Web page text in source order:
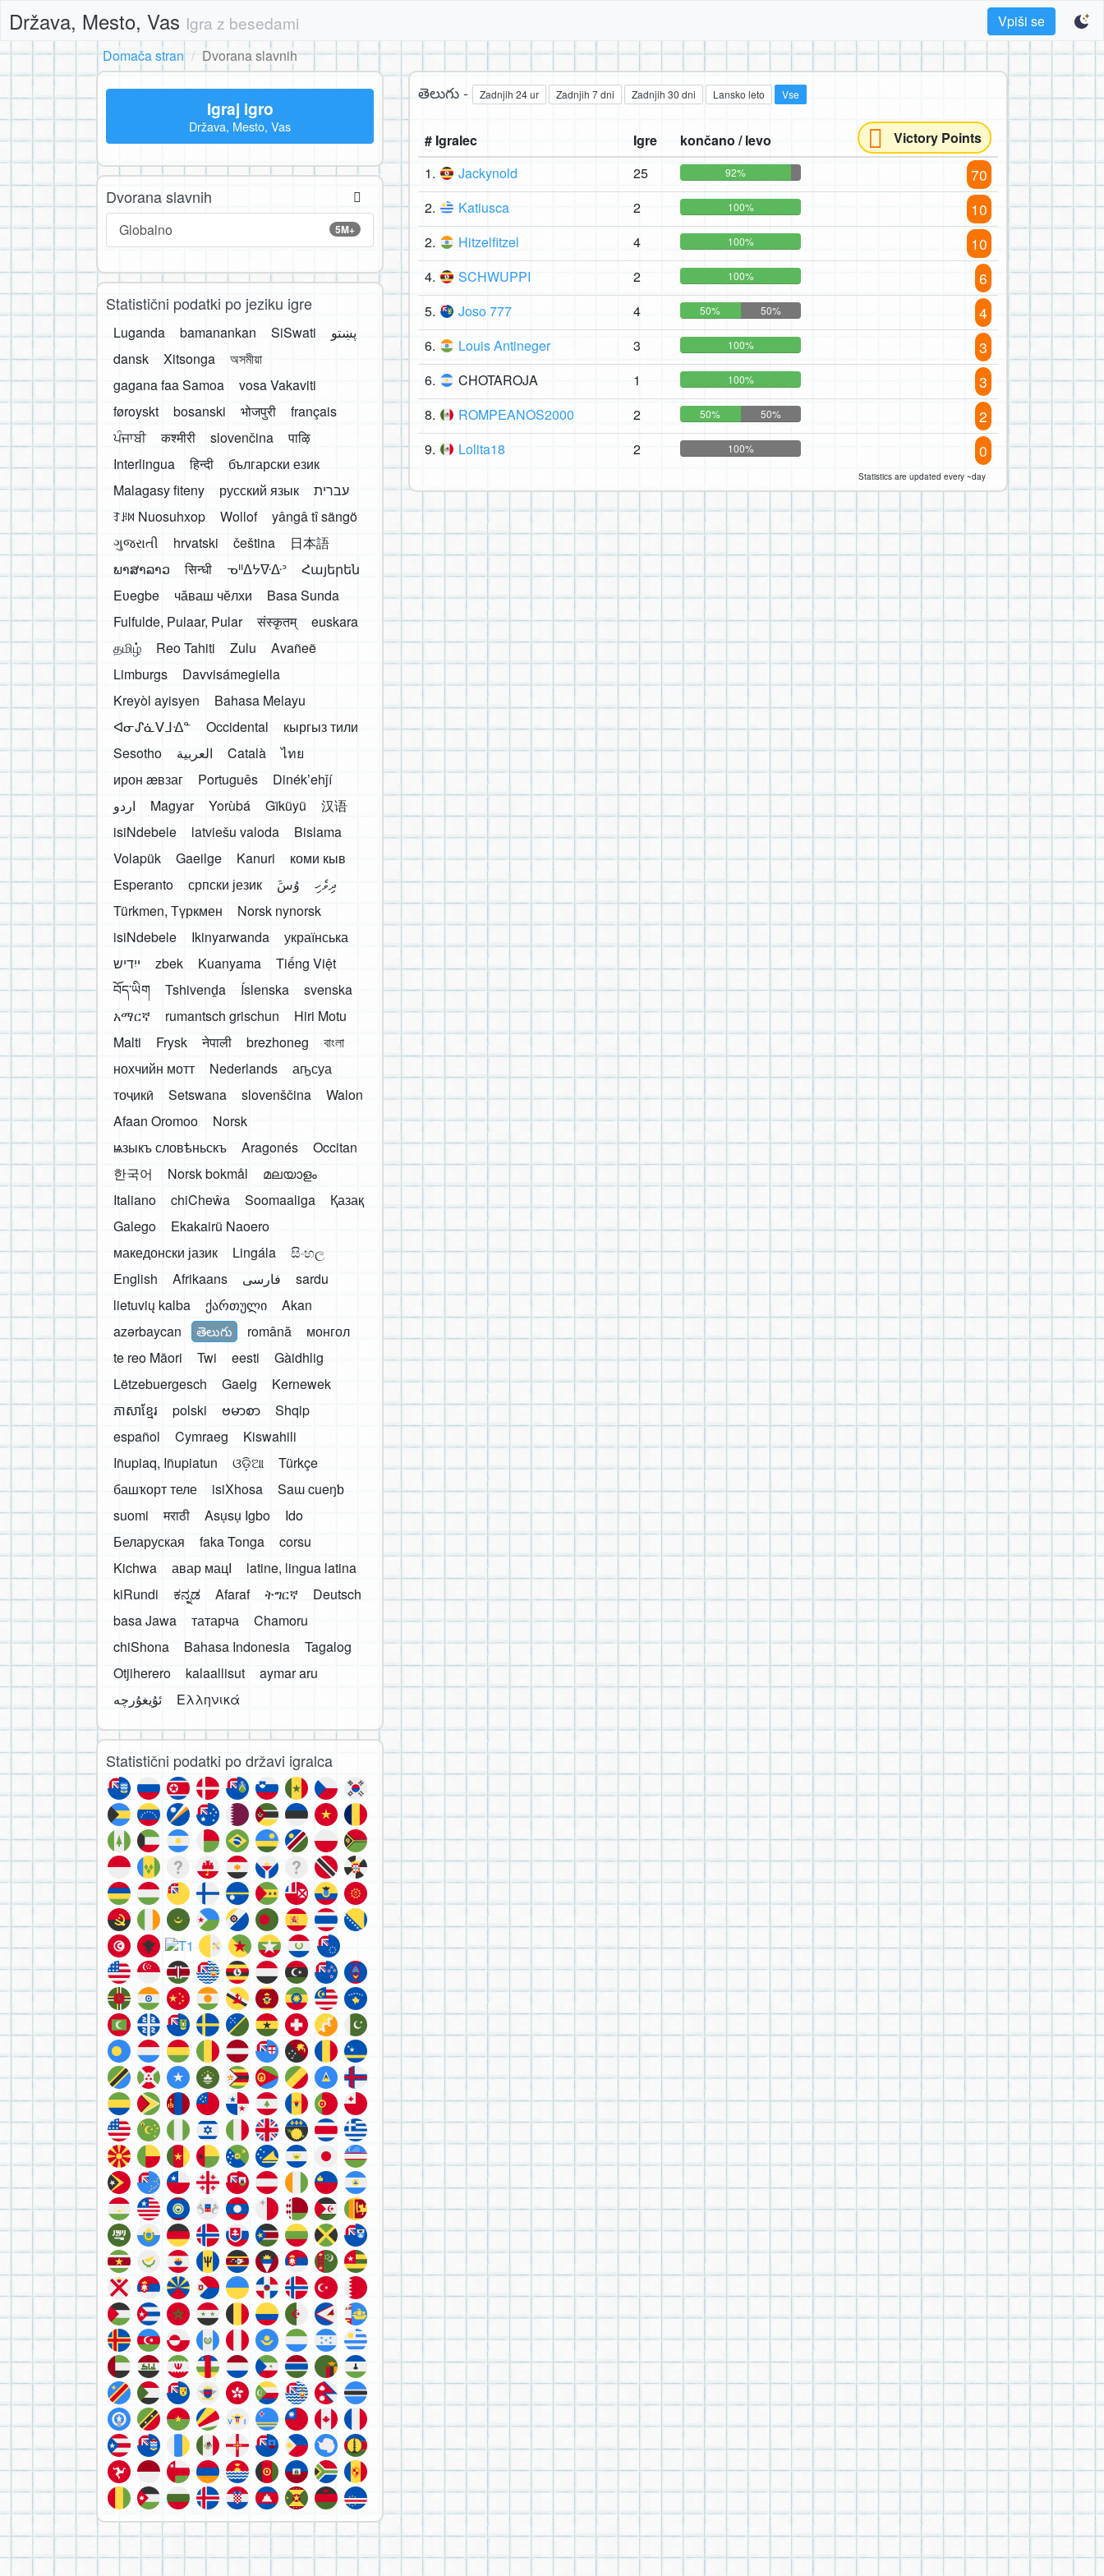
Država, Mesto, Vas Igra z besedami
Vpiši se
Domača stran
Dvorana slavnih
తెలుగు - Zadnjih 24 ur Zadnjih 7 dni Zadnjih 30 dni Lansko leto Vse
# Igralec Igre končano / levo
Victory Points
1.
Jackynold 25 92% 70
2. Katiusca 2 100% 10
2. Hitzelfitzel 4 100% 10
4. SCHWUPPI 2 100% 6
5. Joso 777 4 50% 50% 4
6. Louis Antineger 3 100% 3
6. CHOTAROJA 1 100% 3
8. ROMPEANOS2000 2 50% 50% 2
9. Lolita18 2 100% 0
Statistics are updated every ~day
Igraj igro
Država, Mesto, Vas
Dvorana slavnih
5M+
Globalno
Statistični podatki po jeziku igre
Luganda bamanankan SiSwati
پښتو
dansk
Xitsonga
অসমীয়া
gagana faa Samoa
vosa Vakaviti
føroyskt
bosanski भोजपुरी
français
ਪੰਜਾਬੀ
कश्मीरी slovenčina
पाऴि
Interlingua
हिन्दी
български език
Malagasy fiteny
русский язык
עברית
ꆈꌠ꒿ Nuosuhxop
Wollof
yângâ tî sängö
ગુજરાતી
hrvatski čeština
日本語
ພາສາລາວ
सिन्धी ᓀᐦᐃᔭᐍᐏᐣ
Հայերեն
Eʋegbe
чӑваш чӗлхи
Basa Sunda
Fulfulde, Pulaar, Pular
संस्कृतम्
euskara
தமிழ்
Reo Tahiti Zulu
Avañeẽ
Limburgs
Davvisámegiella
Kreyòl ayisyen
Bahasa Melayu
ᐊᓂᔑᓈᐯᒧᐎᓐ
Occidental
кыргыз тили
Sesotho
العربية Català
ไทย
ирон æвзаг
Português
Dinékʼehǰí
اردو
Magyar Yorùbá Gĩkũyũ
汉语
isiNdebele
latviešu valoda
Bislama
Volapük
Gaeilge Kanuri
коми кыв
Esperanto
српски језик َوُسَ
ދިވެހި
Türkmen, Түркмен
Norsk nynorsk
isiNdebele
Ikinyarwanda
українська
ייִדיש
zbek Kuanyama
Tiếng Việt
བོད་ཡིག
Tshivenḓa Íslenska
svenska
አማርኛ
rumantsch grischun
Hiri Motu
Malti
Frysk नेपाली brezhoneg
বাংলা
нохчийн мотт
Nederlands
аҧсуа
тоҷикӣ
Setswana slovenščina
Walon
Afaan Oromoo
Norsk
ѩзыкъ словѣньскъ
Aragonés
Occitan
한국어
Norsk bokmål
മലയാളം
Italiano
chiCheŵa Soomaaliga
Қазақ
Galego
Ekakairũ Naoero
македонски јазик
Lingála
සිංහල
English
Afrikaans فارسی
sardu
lietuvių kalba
ქართული
Akan
azərbaycan
తెలుగు română
монгол
te reo Māori
Twi eesti
Gàidhlig
Lëtzebuergesch
Gaelg
Kernewek
ភាសាខ្មែរ
polski ဗမာစာ
Shqip
español
Cymraeg
Kiswahili
Iñupiaq, Iñupiatun
ଓଡ଼ିଆ
Türkçe
башҡорт теле
isiXhosa
Saɯ cueŋƅ
suomi
मराठी Asụsụ Igbo
Ido
Беларуская
faka Tonga
corsu
Kichwa
авар мацӀ
latine, lingua latina
kiRundi
ಕನ್ನಡ Afaraf ትግርኛ
Deutsch
basa Jawa
татарча
Chamoru
chiShona
Bahasa Indonesia
Tagalog
Otjiherero
kalaallisut
aymar aru
Ελληνικά
Statistični podatki po državi igralca